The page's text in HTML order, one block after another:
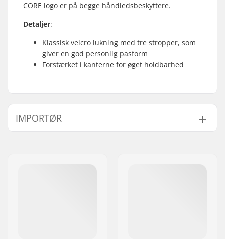
CORE logo er på begge håndledsbeskyttere.
Detaljer:
Klassisk velcro lukning med tre stropper, som
giver en god personlig pasform
Forstærket i kanterne for øget holdbarhed
IMPORTØR